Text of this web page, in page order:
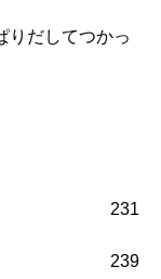
りだしてつかっ
231
239